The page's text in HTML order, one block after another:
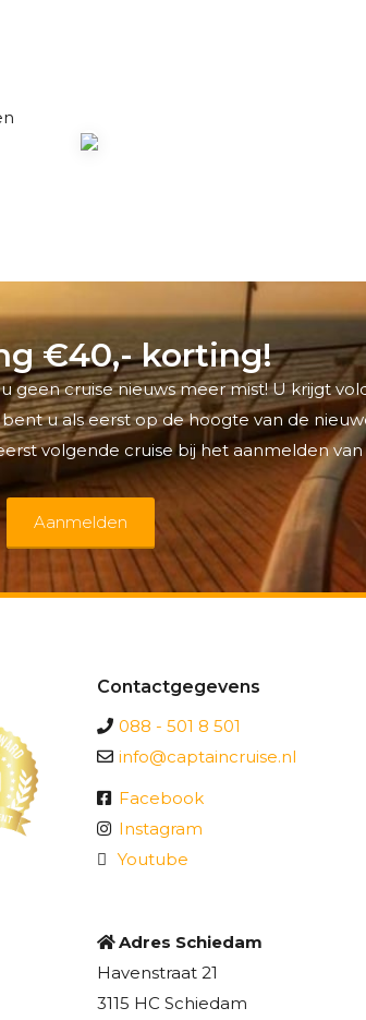
€40,- korting!
geen cruise nieuws meer mist! U krijgt
u als eerst op de hoogte van de
volgende cruise bij het aanmelden
Aanmelden
Contactgegevens
088 - 501 8 501
info@captaincruise.nl
Facebook
Instagram
Youtube
Adres Schiedam
Havenstraat 21
3115 HC Schiedam